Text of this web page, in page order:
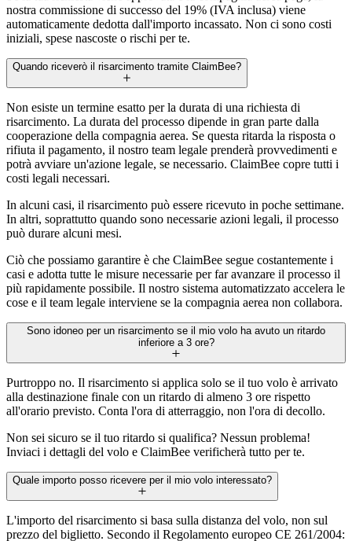
nostra commissione di successo del 19% (IVA inclusa) viene
automaticamente dedotta dall'importo incassato. Non ci sono costi
iniziali, spese nascoste o rischi per te.
Quando riceverò il risarcimento tramite ClaimBee?
Non esiste un termine esatto per la durata di una richiesta di
risarcimento. La durata del processo dipende in gran parte dalla
cooperazione della compagnia aerea. Se questa ritarda la risposta o
rifiuta il pagamento, il nostro team legale prenderà provvedimenti e
potrà avviare un'azione legale, se necessario. ClaimBee copre tutti i
costi legali necessari.
In alcuni casi, il risarcimento può essere ricevuto in poche settimane.
In altri, soprattutto quando sono necessarie azioni legali, il processo
può durare alcuni mesi.
Ciò che possiamo garantire è che ClaimBee segue costantemente i
casi e adotta tutte le misure necessarie per far avanzare il processo il
più rapidamente possibile. Il nostro sistema automatizzato accelera le
cose e il team legale interviene se la compagnia aerea non collabora.
Sono idoneo per un risarcimento se il mio volo ha avuto un ritardo
inferiore a 3 ore?
Purtroppo no. Il risarcimento si applica solo se il tuo volo è arrivato
alla destinazione finale con un ritardo di almeno 3 ore rispetto
all'orario previsto. Conta l'ora di atterraggio, non l'ora di decollo.
Non sei sicuro se il tuo ritardo si qualifica? Nessun problema!
Inviaci i dettagli del volo e ClaimBee verificherà tutto per te.
Quale importo posso ricevere per il mio volo interessato?
L'importo del risarcimento si basa sulla distanza del volo, non sul
prezzo del biglietto. Secondo il Regolamento europeo CE 261/2004: